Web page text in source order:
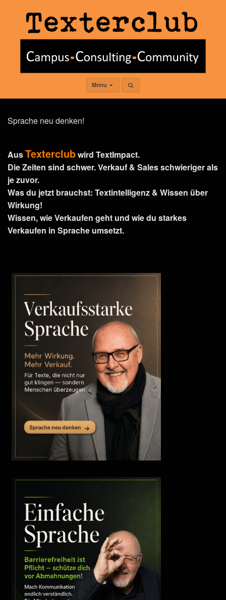
Menu
Sprache neu denken!
AusTexterclubwird TextImpact.
Die Zeiten sind schwer. Verkauf & Sales schwieriger als
je zuvor.
Was du jetzt brauchst: Textintelligenz & Wissen über
Wirkung!
Wissen, wie Verkaufen geht und wie du starkes
Verkaufen in Sprache umsetzt.